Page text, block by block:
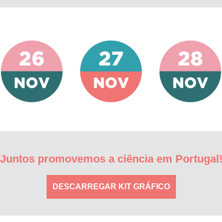
Juntos promovemos a ciência em Portugal!
DESCARREGAR KIT GRÁFICO